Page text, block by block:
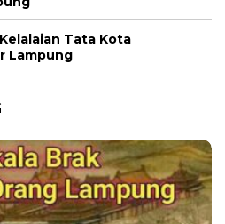
Tata Kota
Lampung